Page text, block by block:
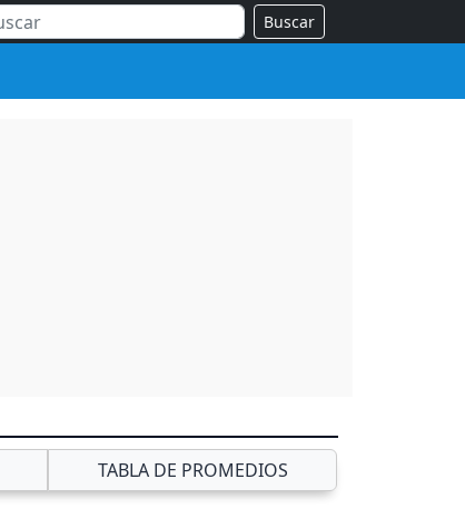
Buscar
TABLA DE PROMEDIOS